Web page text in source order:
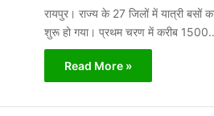
रायपुर। राज्य के 27 जिलों में यात्री बसों
शुरू हो गया। प्रथम चरण में करीब
Read More »